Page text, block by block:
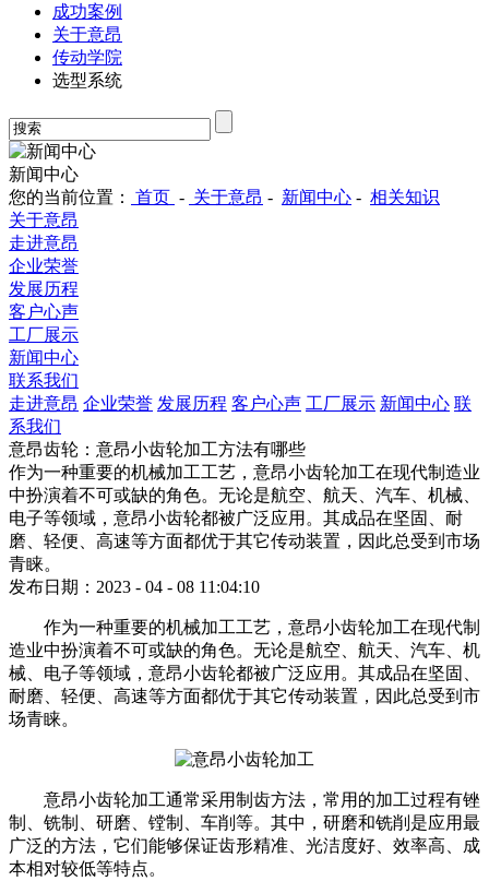
成功案例
关于意昂
传动学院
选型系统
新闻中心
您的当前位置：
首页 - 关于意昂 - 新闻中心 - 相关知识
关于意昂
走进意昂
企业荣誉
发展历程
客户心声
工厂展示
新闻中心
联系我们
走进意昂 企业荣誉 发展历程 客户心声 工厂展示 新闻中心 联
系我们
意昂齿轮：意昂小齿轮加工方法有哪些
作为一种重要的机械加工工艺，意昂小齿轮加工在现代制造业
中扮演着不可或缺的角色。无论是航空、航天、汽车、机械、
电子等领域，意昂小齿轮都被广泛应用。其成品在坚固、耐
磨、轻便、高速等方面都优于其它传动装置，因此总受到市场
青睐。
发布日期：2023 - 04 - 08 11:04:10
作为一种重要的机械加工工艺，意昂小齿轮加工在现代制
造业中扮演着不可或缺的角色。无论是航空、航天、汽车、机
械、电子等领域，意昂小齿轮都被广泛应用。其成品在坚固、
耐磨、轻便、高速等方面都优于其它传动装置，因此总受到市
场青睐。
意昂小齿轮加工通常采用制齿方法，常用的加工过程有锉
制、铣制、研磨、镗制、车削等。其中，研磨和铣削是应用最
广泛的方法，它们能够保证齿形精准、光洁度好、效率高、成
本相对较低等特点。